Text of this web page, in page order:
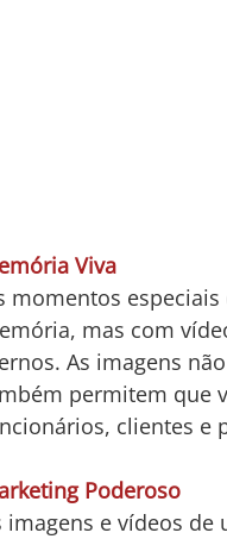
Viva
momentos
mas com
As imagens
permitem que
clientes e
Poderoso
imagens e vídeos